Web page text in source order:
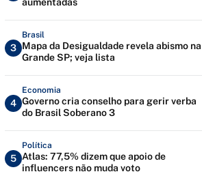
3
Brasil
Mapa da Desigualdade revela abismo na
Grande SP; veja lista
4
Economia
Governo cria conselho para gerir verba
do Brasil Soberano 3
5
Política
Atlas: 77,5% dizem que apoio de
influencers não muda voto